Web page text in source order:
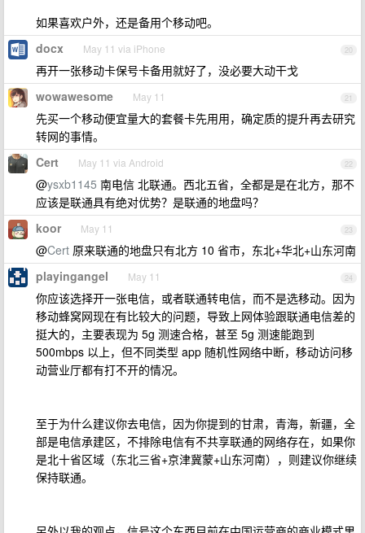
如果喜欢户外，还是备用个移动吧。
20
docx May 11 via iPhone
再开一张移动卡保号卡备用就好了，没必要大动干戈
21
wowawesome May 11
先买一个移动便宜量大的套餐卡先用用，确定质的提升再去研究
转网的事情。
22
Cert May 11 via Android
@ysxb1145 南电信 北联通。西北五省，全都是是在北方，那不
应该是联通具有绝对优势？是联通的地盘吗？
23
koor May 11
@Cert 原来联通的地盘只有北方 10 省市，东北+华北+山东河南
24
playingangel May 11
你应该选择开一张电信，或者联通转电信，而不是选移动。因为
移动蜂窝网现在有比较大的问题，导致上网体验跟联通电信差的
挺大的，主要表现为 5g 测速合格，甚至 5g 测速能跑到
500mbps 以上，但不同类型 app 随机性网络中断，移动访问移
动营业厅都有打不开的情况。
至于为什么建议你去电信，因为你提到的甘肃，青海，新疆，全
部是电信承建区，不排除电信有不共享联通的网络存在，如果你
是北十省区域（东北三省+京津冀蒙+山东河南），则建议你继续
保持联通。